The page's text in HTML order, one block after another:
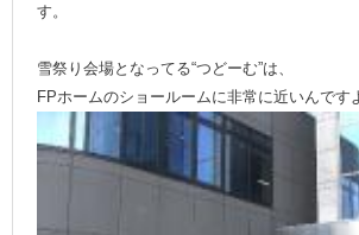
す。
雪祭り会場となってる“つどーむ”は、
FPホームのショールームに非常に近いんです